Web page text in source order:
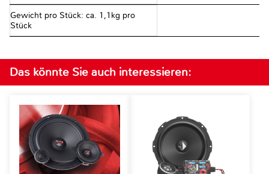
Gewicht pro Stück: ca. 1,1kg pro
Stück
Das könnte Sie auch interessieren: